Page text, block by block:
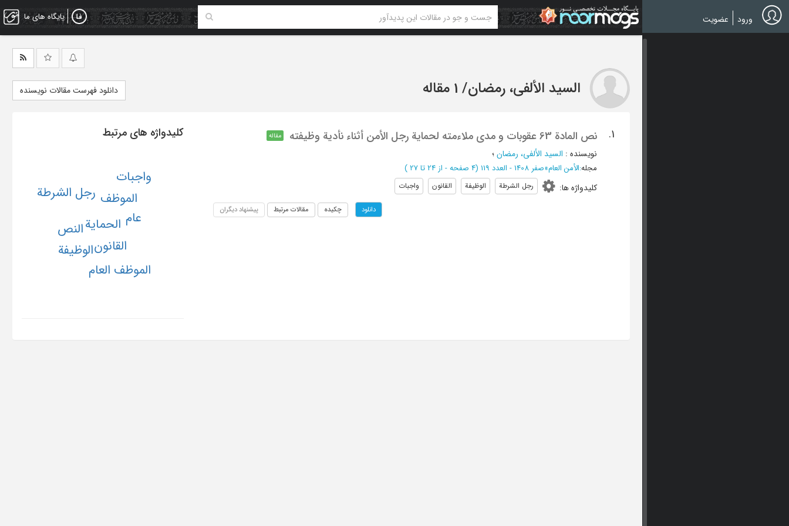
Skip
to
main
پایگاه های ما ورود عضویت
السید الألفی، رمضان/ 1 مقاله دانلود فهرست مقالات نویسنده
1. نص المادة 63 عقوبات و مدی ملاءمته لحمایة رجل الأمن أثناء نأدیة وظیفته مقاله
نویسنده : السید الألفی، رمضان؛
مجله:الأمن العام»صفر 1408 - العدد 119 (‎4 صفحه - از 24 تا 27 )
کلیدواژه ها: رجل الشرطة الوظیفة القانون واجبات
دانلود چکیده مقالات مرتبط پیشنهاد دیگران
کلیدواژه های مرتبط
الحمایة
القانون
الموظف
الموظف العام
النص
الوظیفة
رجل الشرطة
عام
واجبات